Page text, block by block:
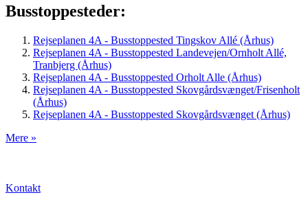
Busstoppesteder:
Rejseplanen 4A - Busstoppested Tingskov Allé (Århus)
Rejseplanen 4A - Busstoppested Landevejen/Ornholt Allé,
Tranbjerg (Århus)
Rejseplanen 4A - Busstoppested Orholt Alle (Århus)
Rejseplanen 4A - Busstoppested Skovgårdsvænget/Frisenholt
(Århus)
Rejseplanen 4A - Busstoppested Skovgårdsvænget (Århus)
Mere »
Kontakt